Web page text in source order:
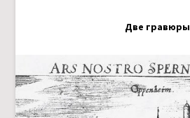
Две гравюры